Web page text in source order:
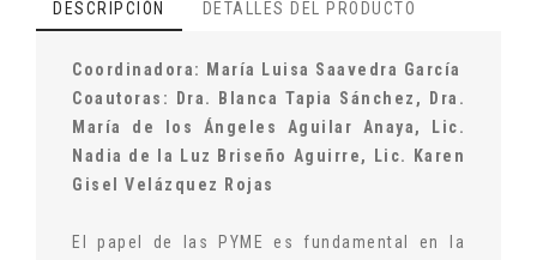
DESCRIPCIÓN DETALLES DEL PRODUCTO
Coordinadora: María Luisa Saavedra García
Coautoras:
Dra. Blanca Tapia Sánchez,
Dra.
María de los Ángeles Aguilar Anaya,
Lic.
Nadia de la Luz Briseño Aguirre,
Lic. Karen
Gisel Velázquez Rojas
El papel de las PYME es fundamental en la